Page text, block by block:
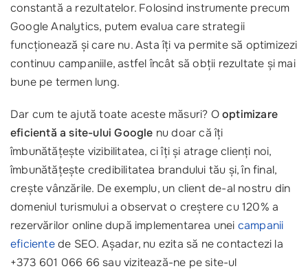
constantă a rezultatelor. Folosind instrumente precum
Google Analytics, putem evalua care strategii
funcționează și care nu. Asta îți va permite să optimizezi
continuu campaniile, astfel încât să obții rezultate și mai
bune pe termen lung.
Dar cum te ajută toate aceste măsuri? Ooptimizare
eficientă a site-ului Google nu doar că îți
îmbunătățește vizibilitatea, ci îți și atrage clienți noi,
îmbunătățește credibilitatea brandului tău și, în final,
crește vânzările. De exemplu, un client de-al nostru din
domeniul turismului a observat o creștere cu 120% a
rezervărilor online după implementarea unei campanii
eficientede SEO. Așadar, nu ezita să ne contactezi la
+373 601 066 66 sau vizitează-ne pe site-ul